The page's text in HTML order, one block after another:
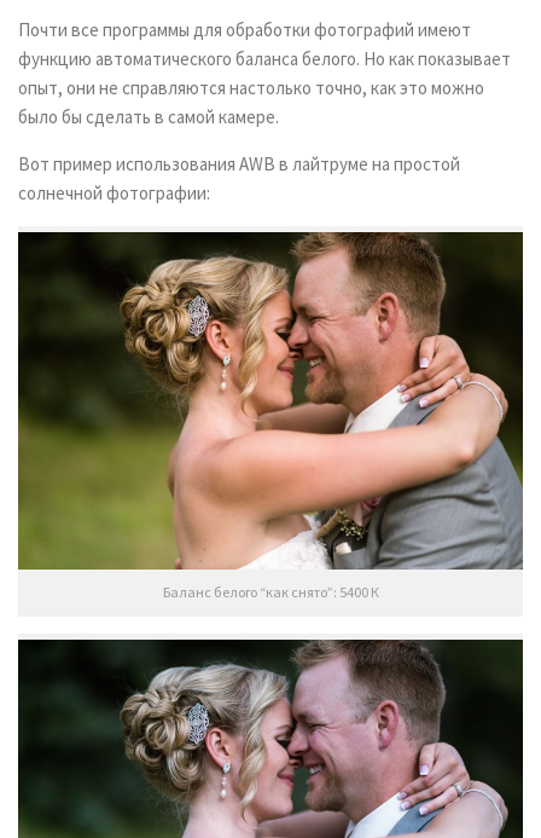
Почти все программы для обработки фотографий имеют
функцию автоматического баланса белого. Но как показывает
опыт, они не справляются настолько точно, как это можно
было бы сделать в самой камере.
Вот пример использования AWB в лайтруме на простой
солнечной фотографии:
Баланс белого “как снято”: 5400 К